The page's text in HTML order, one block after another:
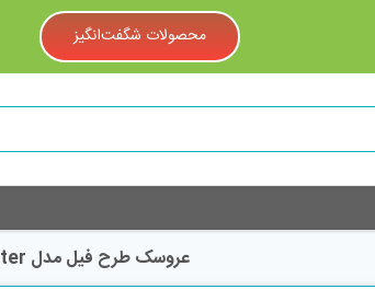
محصولات شگفت‌انگیز
عروسک طرح فیل مدل Gilitter ارتفاع 20 سانتی متر